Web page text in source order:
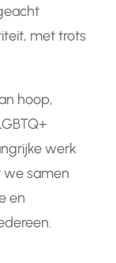
met trots
hoop,
werk
we samen
en